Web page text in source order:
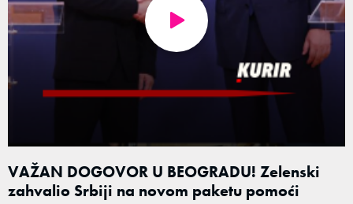
VAŽAN DOGOVOR U BEOGRADU! Zelenski
zahvalio Srbiji na novom paketu pomoći